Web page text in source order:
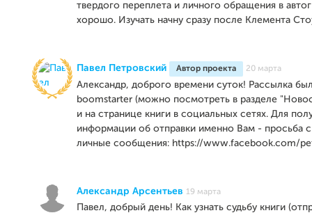
твердого переплета и личного обращения в
хорошо. Изучать начну сразу после Клемента
Павел Петровский Автор проекта 20 марта
Александр, доброго времени суток! Рассылка
boomstarter (можно посмотреть в разделе
и на странице книги в социальных сетях. Для
информации об отправки именно Вам - просьба
личные сообщения: https://www.facebook.com/
Александр Арсентьев 19 марта
Павел, добрый день! Как узнать судьбу книги